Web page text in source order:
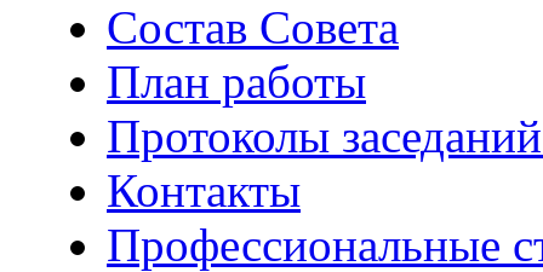
Состав Совета
План работы
Протоколы
Контакты
Профессиональные